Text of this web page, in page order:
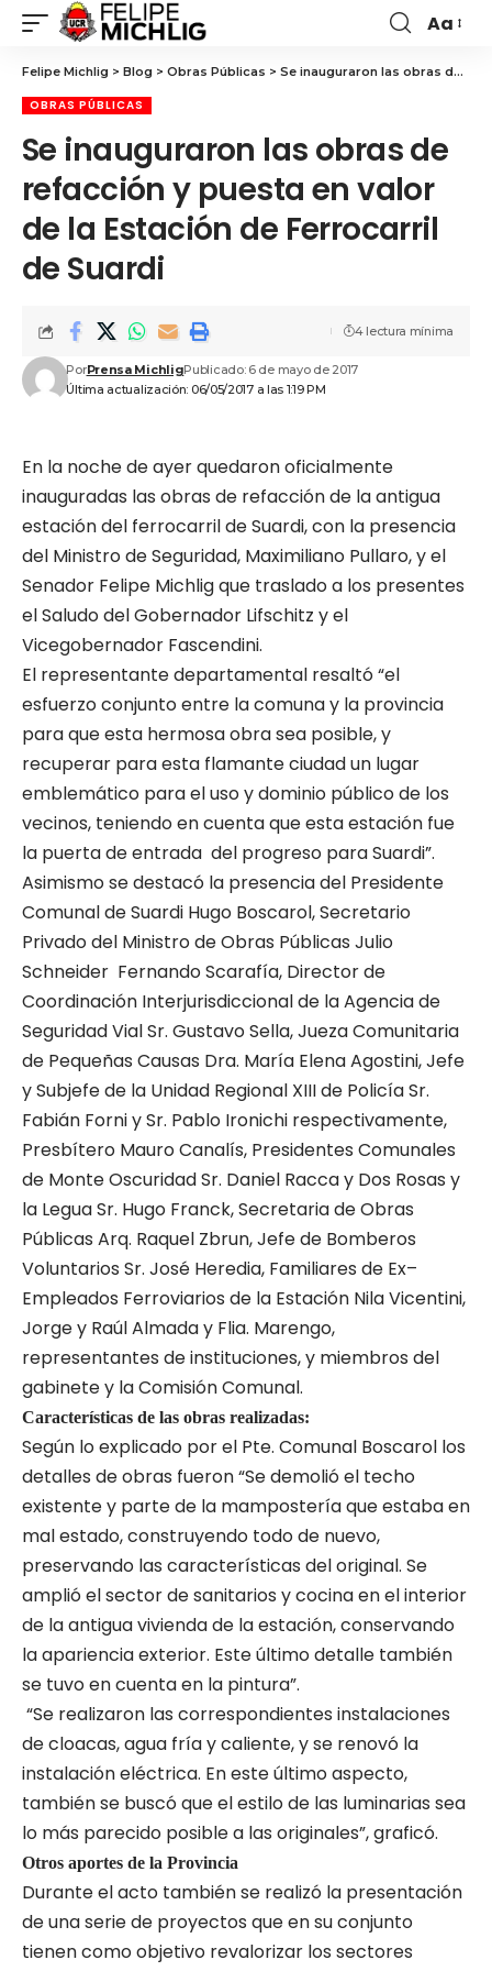
Aa
Felipe Michlig > Blog > Obras Públicas > Se inauguraron las obras de refacción y puesta en valor de la Estación de Ferrocarril de Suardi
OBRAS PÚBLICAS
Se inauguraron las obras de
refacción y puesta en valor
de la Estación de Ferrocarril
de Suardi
Última actualización: 06/05/2017 a las 1:19 PM
PorPrensa MichligPublicado: 6 de mayo de 2017
4 lectura mínima
En la noche de ayer quedaron oficialmente
inauguradas las obras de refacción de la antigua
estación del ferrocarril de Suardi, con la presencia
del Ministro de Seguridad, Maximiliano Pullaro, y el
Senador Felipe Michlig que traslado a los presentes
el Saludo del Gobernador Lifschitz y el
Vicegobernador Fascendini.
El representante departamental resaltó “el
esfuerzo conjunto entre la comuna y la provincia
para que esta hermosa obra sea posible, y
recuperar para esta flamante ciudad un lugar
emblemático para el uso y dominio público de los
vecinos, teniendo en cuenta que esta estación fue
la puerta de entrada del progreso para Suardi”.
Asimismo se destacó la presencia del Presidente
Comunal de Suardi Hugo Boscarol, Secretario
Privado del Ministro de Obras Públicas Julio
Schneider Fernando Scarafía, Director de
Coordinación Interjurisdiccional de la Agencia de
Seguridad Vial Sr. Gustavo Sella, Jueza Comunitaria
de Pequeñas Causas Dra. María Elena Agostini, Jefe
y Subjefe de la Unidad Regional XIII de Policía Sr.
Fabián Forni y Sr. Pablo Ironichi respectivamente,
Presbítero Mauro Canalís, Presidentes Comunales
de Monte Oscuridad Sr. Daniel Racca y Dos Rosas y
la Legua Sr. Hugo Franck, Secretaria de Obras
Públicas Arq. Raquel Zbrun, Jefe de Bomberos
Voluntarios Sr. José Heredia, Familiares de Ex–
Empleados Ferroviarios de la Estación Nila Vicentini,
Jorge y Raúl Almada y Flia. Marengo,
representantes de instituciones, y miembros del
gabinete y la Comisión Comunal.
Características de las obras realizadas:
Según lo explicado por el Pte. Comunal Boscarol los
detalles de obras fueron “Se demolió el techo
existente y parte de la mampostería que estaba en
mal estado, construyendo todo de nuevo,
preservando las características del original. Se
amplió el sector de sanitarios y cocina en el interior
de la antigua vivienda de la estación, conservando
la apariencia exterior. Este último detalle también
se tuvo en cuenta en la pintura”.
“Se realizaron las correspondientes instalaciones
de cloacas, agua fría y caliente, y se renovó la
instalación eléctrica. En este último aspecto,
también se buscó que el estilo de las luminarias sea
lo más parecido posible a las originales”, graficó.
Otros aportes de la Provincia
Durante el acto también se realizó la presentación
de una serie de proyectos que en su conjunto
tienen como objetivo revalorizar los sectores